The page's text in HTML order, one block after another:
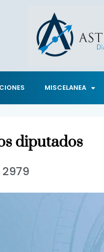
MISCELANEA
diputados
2979